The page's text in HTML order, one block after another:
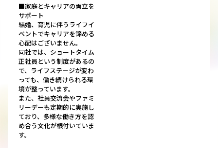
■家庭とキャリアの両立を
サポート
結婚、育児に伴うライフイ
ベントでキャリアを諦める
心配はございません。
同社では、ショートタイム
正社員という制度があるの
で、ライフステージが変わ
っても、働き続けられる環
境が整っています。
また、社員交流会やファミ
リーデーも定期的に実施し
ており、多様な働き方を認
め合う文化が根付いていま
す。